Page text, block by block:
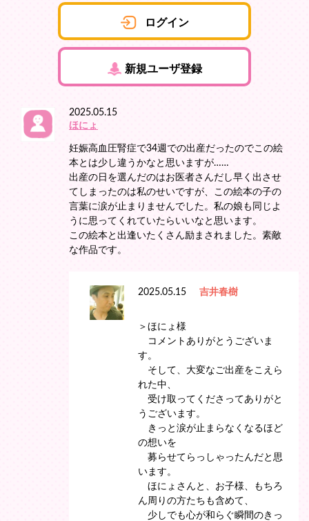
ログイン
新規ユーザ登録
2025.05.15
ほにょ
妊娠高血圧腎症で34週での出産だったのでこの絵
本とは少し違うかなと思いますが……
出産の日を選んだのはお医者さんだし早く出させ
てしまったのは私のせいですが、この絵本の子の
言葉に涙が止まりませんでした。私の娘も同じよ
うに思ってくれていたらいいなと思います。
この絵本と出逢いたくさん励まされました。素敵
な作品です。
2025.05.15 吉井春樹
＞ほにょ様
コメントありがとうございま
す。
そして、大変なご出産をこえら
れた中、
受け取ってくださってありがと
うございます。
きっと涙が止まらなくなるほど
の想いを
募らせてらっしゃったんだと思
います。
ほにょさんと、お子様、もちろ
ん周りの方たちも含めて、
少しでも心が和らぐ瞬間のきっ